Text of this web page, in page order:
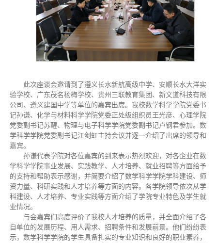
此次座谈会邀请到了遵义长水新航高级中学、安顺长水大洋实
验学校、广东茂名杨梅学校、贵州三联教育集团、新文道科技有限
公司、遵义建国中学等单位的嘉宾出席。我校数学科学学院党委书
记孙谦、化学与材料科学学院党委正处级组织员王光彦、心理学院
党委副书记苏醒、物理与电子科学学院党委副书记卢钢君参加。数
学科学学院党委副书记江剑虹主持会议并逐一介绍了出席的领导和
嘉宾。
孙谦代表学院对各位嘉宾的到来表示热烈欢迎，对各企业在数
学科学学院事业发展、实践教学、人才培养、就业招聘等方面给予
的支持和帮助表示感谢，并简要介绍了数学科学学院学科建设、师
资力量、科研实践和人才培养等方面的内容。各学院领导依次从学
科建设、人才培养、专业实践等方面介绍了学院专业特色及学生就
业情况。
与会嘉宾们高度评价了我校人才培养的质量，并全面介绍了各
自单位的发展历程、用人需求、招聘条件和发展前景。他们纷纷表
示，数学科学学院的学生具备扎实的专业知识和良好的职业素养，